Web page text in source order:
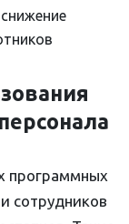
программных
сотрудников